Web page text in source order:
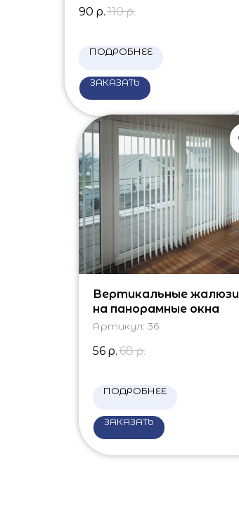
90 р. 110 р.
ПОДРОБНЕЕ
ЗАКАЗАТЬ
Вертикальные жалюзи
на панорамные окна
Артикул: 36
56 р. 68 р.
ПОДРОБНЕЕ
ЗАКАЗАТЬ